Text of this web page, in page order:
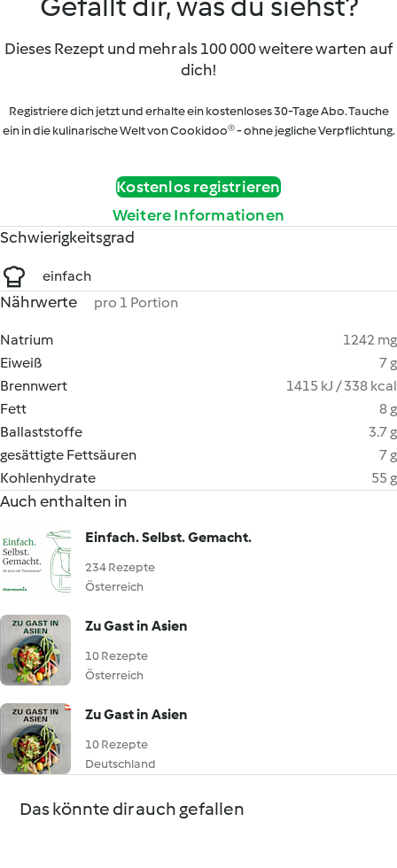
Dieses Rezept und mehr als 100 000 weitere warten auf
dich!
Registriere dich jetzt und erhalte ein kostenloses 30-Tage Abo. Tauche
ein in die kulinarische Welt von Cookidoo® - ohne jegliche Verpflichtung.
Kostenlos registrieren
Weitere Informationen
Schwierigkeitsgrad
einfach
Nährwerte pro 1 Portion
Natrium
1242 mg
Eiweiß
7 g
Brennwert
1415 kJ / 338 kcal
Fett
8 g
Ballaststoffe
3.7 g
gesättigte Fettsäuren
7 g
Kohlenhydrate
55 g
Auch enthalten in
Einfach. Selbst. Gemacht.
234 Rezepte
Österreich
Zu Gast in Asien
10 Rezepte
Österreich
Zu Gast in Asien
10 Rezepte
Deutschland
Das könnte dir auch gefallen